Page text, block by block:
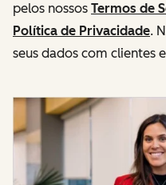
pelos nossos Termos de
Política de Privacidade.
seus dados com clientes